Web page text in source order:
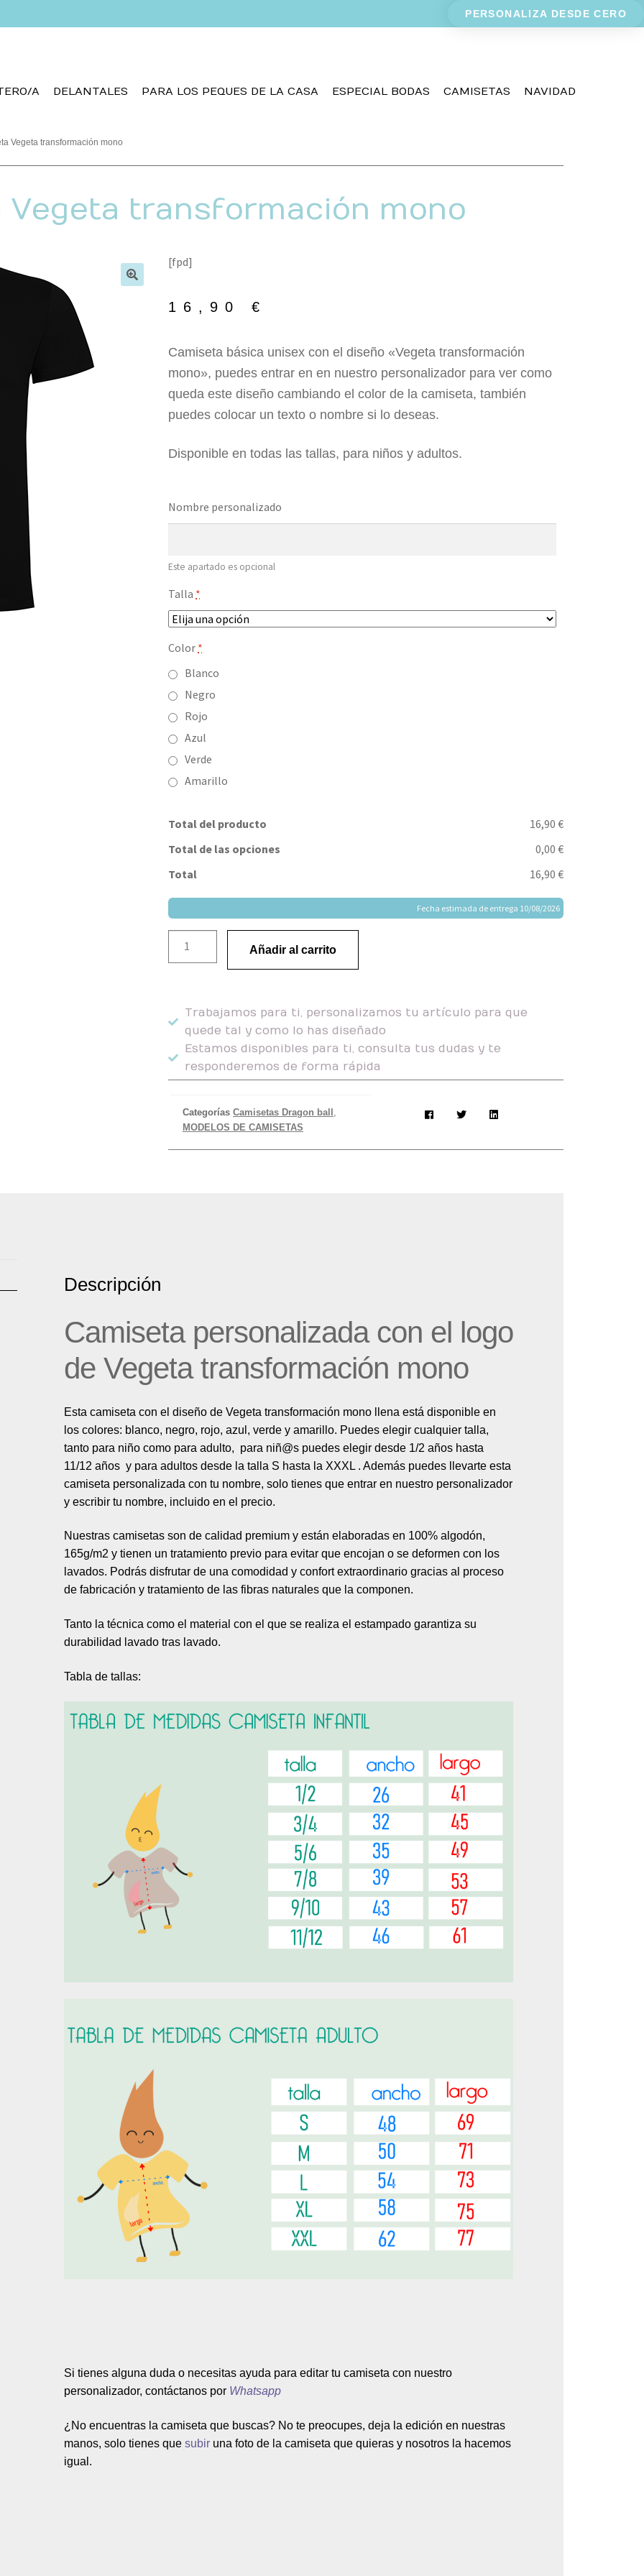
PERSONALIZA DESDE CERO
A DELANTALES PARA LOS PEQUES DE LA CASA ESPECIAL BODAS CAMISETAS NAVIDAD
Vegeta transformación mono
Vegeta transformación mono
[fpd]
16,90 €
Camiseta básica unisex con el diseño «Vegeta transformación
mono», puedes entrar en en nuestro personalizador para ver como
queda este diseño cambiando el color de la camiseta, también
puedes colocar un texto o nombre si lo deseas.
Disponible en todas las tallas, para niños y adultos.
Nombre personalizado
Este apartado es opcional
Talla *
Color *
Blanco
Negro
Rojo
Azul
Verde
Amarillo
Total del producto
16,90 €
Total de las opciones
0,00 €
Total
16,90 €
Fecha estimada de entrega 10/08/2026
Añadir al carrito
Trabajamos para ti, personalizamos tu artículo para que
quede tal y como lo has diseñado
Estamos disponibles para ti, consulta tus dudas y te
responderemos de forma rápida
Categorías Camisetas Dragon ball ,
MODELOS DE CAMISETAS
Descripción
Camiseta personalizada con el logo
de Vegeta transformación mono
Esta camiseta con el diseño de Vegeta transformación mono llena está disponible en
los colores: blanco, negro, rojo, azul, verde y amarillo. Puedes elegir cualquier talla,
tanto para niño como para adulto, para niñ@s puedes elegir desde 1/2 años hasta
11/12 años y para adultos desde la talla S hasta la XXXL . Además puedes llevarte esta
camiseta personalizada con tu nombre, solo tienes que entrar en nuestro personalizador
y escribir tu nombre, incluido en el precio.
Nuestras camisetas son de calidad premium y están elaboradas en 100% algodón,
165g/m2 y tienen un tratamiento previo para evitar que encojan o se deformen con los
lavados. Podrás disfrutar de una comodidad y confort extraordinario gracias al proceso
de fabricación y tratamiento de las fibras naturales que la componen.
Tanto la técnica como el material con el que se realiza el estampado garantiza su
durabilidad lavado tras lavado.
Tabla de tallas:
Si tienes alguna duda o necesitas ayuda para editar tu camiseta con nuestro
personalizador, contáctanos por Whatsapp
¿No encuentras la camiseta que buscas? No te preocupes, deja la edición en nuestras
manos, solo tienes que subiruna foto de la camiseta que quieras y nosotros la hacemos
igual.